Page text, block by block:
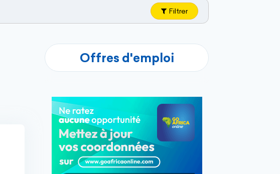
Filtrer
Offres d'emploi